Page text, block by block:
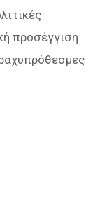
προσέγγιση